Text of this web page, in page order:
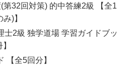
第32回対策) 的中答練2級 【全1
)】
士2級 独学道場 学習ガイドブッ
【全5回分】